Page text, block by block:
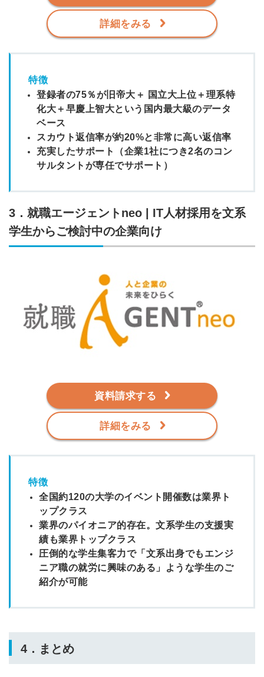
詳細をみる
特徴
登録者の75％が旧帝大＋ 国立大上位＋理系特
化大＋早慶上智大という国内最大級のデータ
ベース
スカウト返信率が約20%と非常に高い返信率
充実したサポート（企業1社につき2名のコン
サルタントが専任でサポート）
3．就職エージェントneo | IT人材採用を文系
学生からご検討中の企業向け
資料請求する
詳細をみる
特徴
全国約120の大学のイベント開催数は業界ト
ップクラス
業界のパイオニア的存在。文系学生の支援実
績も業界トップクラス
圧倒的な学生集客力で「文系出身でもエンジ
ニア職の就労に興味のある」ような学生のご
紹介が可能
4．まとめ